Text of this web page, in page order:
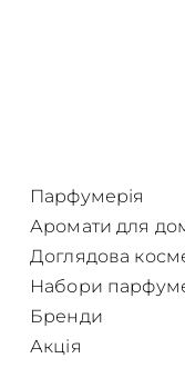
Парфумерія
Аромати для
Доглядова
Набори
Бренди
Акція